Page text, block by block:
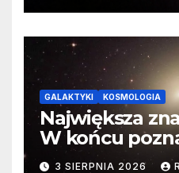
GALAKTYKI KOSMOLOGIA
Największa
W końcu
faktyczne
3 SIERPNIA 2026